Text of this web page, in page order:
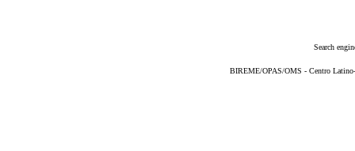
Search
BIREME/OPAS/OMS - Centro Latino-